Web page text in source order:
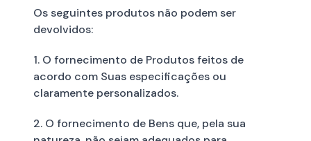
Os seguintes produtos não podem ser
devolvidos:
1. O fornecimento de Produtos feitos de
acordo com Suas especificações ou
claramente personalizados.
2. O fornecimento de Bens que, pela sua